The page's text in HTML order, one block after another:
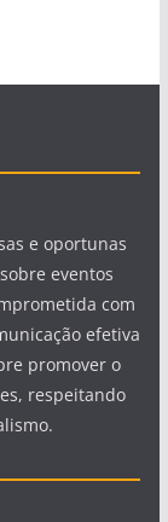
e oportunas
eventos
com
efetiva
promover o
respeitando